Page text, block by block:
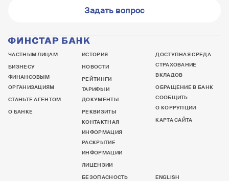
Задать вопрос
ЧАСТНЫМ ЛИЦАМ
БИЗНЕСУ
ФИНАНСОВЫМ
ОРГАНИЗАЦИЯМ
СТАНЬТЕ АГЕНТОМ
О БАНКЕ
ИСТОРИЯ
НОВОСТИ
РЕЙТИНГИ
ТАРИФЫ И
ДОКУМЕНТЫ
РЕКВИЗИТЫ
КОНТАКТНАЯ
ИНФОРМАЦИЯ
РАСКРЫТИЕ
ИНФОРМАЦИИ
ЛИЦЕНЗИИ
БЕЗОПАСНОСТЬ
ДОСТУПНАЯ СРЕДА
СТРАХОВАНИЕ
ВКЛАДОВ
ОБРАЩЕНИЕ В БАНК
СООБЩИТЬ
О КОРРУПЦИИ
КАРТА САЙТА
ENGLISH